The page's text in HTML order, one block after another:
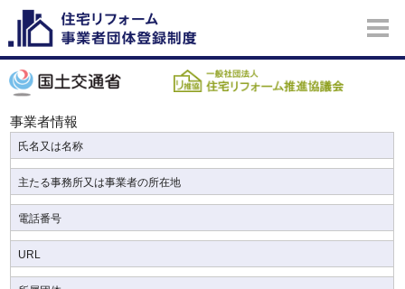
事業者情報
氏名又は名称
主たる事務所又は事業者の所在地
電話番号
URL